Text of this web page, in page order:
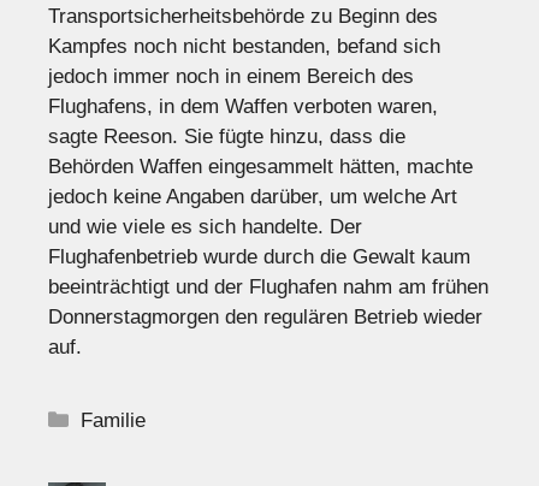
Transportsicherheitsbehörde zu Beginn des
Kampfes noch nicht bestanden, befand sich
jedoch immer noch in einem Bereich des
Flughafens, in dem Waffen verboten waren,
sagte Reeson. Sie fügte hinzu, dass die
Behörden Waffen eingesammelt hätten, machte
jedoch keine Angaben darüber, um welche Art
und wie viele es sich handelte. Der
Flughafenbetrieb wurde durch die Gewalt kaum
beeinträchtigt und der Flughafen nahm am frühen
Donnerstagmorgen den regulären Betrieb wieder
auf.
Kategorien
Familie